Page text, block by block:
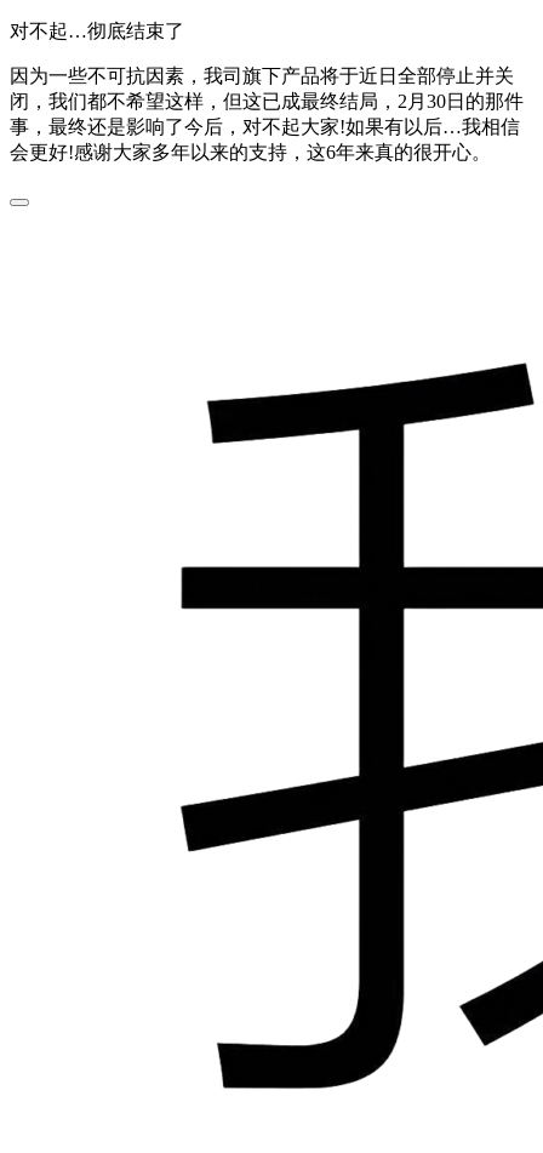
对不起…彻底结束了
因为一些不可抗因素，我司旗下产品将于近日全部停止并关
闭，我们都不希望这样，但这已成最终结局，2月30日的那件
事，最终还是影响了今后，对不起大家!如果有以后…我相信
会更好!感谢大家多年以来的支持，这6年来真的很开心。